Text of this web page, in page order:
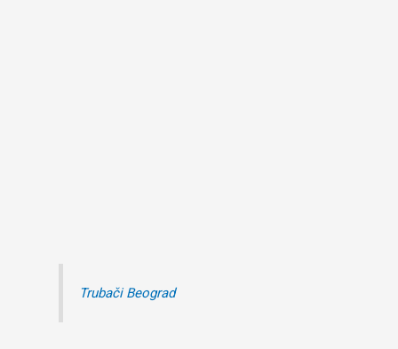
Trubači Beograd